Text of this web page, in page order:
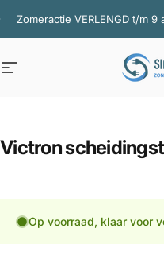
Zomeractie VERLENGD t/m
Site navigatie Simply
Victron
Op voorraad, klaar voor